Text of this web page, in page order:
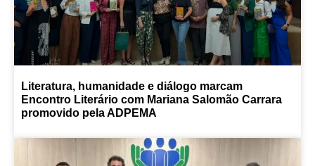
Literatura, humanidade e diálogo marcam
Encontro Literário com Mariana Salomão Carrara
promovido pela ADPEMA